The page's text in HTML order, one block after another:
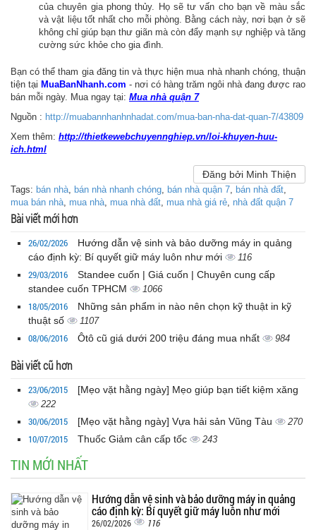
của chuyên gia phong thủy. Họ sẽ tư vấn cho bạn về màu sắc
và vật liệu tốt nhất cho mỗi phòng. Bằng cách này, nơi bạn ở sẽ
không chỉ giúp bạn thư giãn mà còn đẩy mạnh sự nghiệp và tăng
cường sức khỏe cho gia đình.
Bạn có thể tham gia đăng tin và thực hiện mua nhà nhanh chóng, thuận
tiện tại MuaBanNhanh.com - nơi có hàng trăm ngôi nhà đang được rao
bán mỗi ngày. Mua ngay tại: Mua nhà quận 7
Nguồn : http://muabannhanhnhadat.com/mua-ban-nha-dat-quan-7/43809
Xem thêm: http://thietkewebchuyennghiep.vn/loi-khuyen-huu-
ich.html
Đăng bởi Minh Thiện
Tags: bán nhà bán nhà nhanh chóng bán nhà quận 7 bán nhà đất
mua bán nhà mua nhà mua nhà đất mua nhà giá rẻ nhà đất quận 7
Bài viết mới hơn
26/02/2026
Hướng dẫn vệ sinh và bảo dưỡng máy in quảng
cáo định kỳ: Bí quyết giữ máy luôn như mới
116
29/03/2016
Standee cuốn | Giá cuốn | Chuyên cung cấp
standee cuốn TPHCM
1066
18/05/2016
Những sản phẩm in nào nên chọn kỹ thuật in kỹ
thuật số
1107
08/06/2016 Ôtô cũ giá dưới 200 triệu đáng mua nhất 984
Bài viết cũ hơn
23/06/2015 [Mẹo vặt hằng ngày] Mẹo giúp bạn tiết kiệm xăng
222
30/06/2015 [Mẹo vặt hằng ngày] Vựa hải sản Vũng Tàu 270
10/07/2015 Thuốc Giảm cân cấp tốc 243
TIN MỚI NHẤT
Hướng dẫn vệ sinh và bảo dưỡng máy in quảng
cáo định kỳ: Bí quyết giữ máy luôn như mới
26/02/2026 116